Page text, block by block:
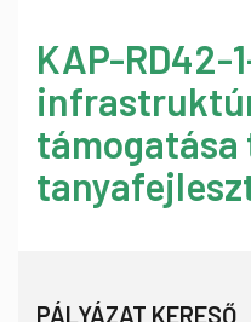
KAP-RD42-
támogatása
PÁLYÁZAT KERESŐ